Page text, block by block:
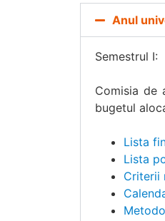
Anul
Semestrul I:
Comisia de
bugetul
Lista
Lista
Criterii